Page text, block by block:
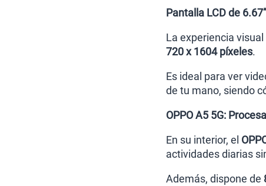
Pantalla LCD de
La experiencia visual
720 x 1604 píxeles.
Es ideal para ver
de tu mano, siendo
OPPO A5 5G:
En su interior, el
actividades diarias
Además, dispone de